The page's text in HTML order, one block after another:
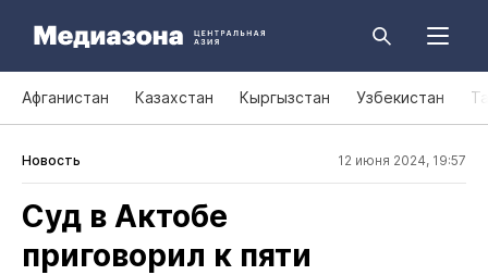
Афганистан Казахстан Кыргызстан Узбекистан
Новость 12 июня 2024, 19:57
Суд в Актобе
приговорил к пяти